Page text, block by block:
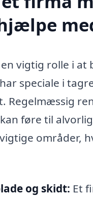
vigtig rolle i
speciale i
Regelmæssig
føre til
områder,
og skidt: Et